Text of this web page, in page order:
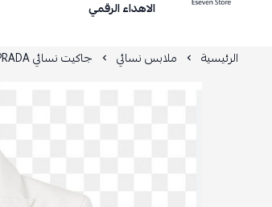
الاهداء الرقمي
الرئيسية ملابس نسائي جاكيت نسائي PRADA لون أبيض أزرار ذهبي